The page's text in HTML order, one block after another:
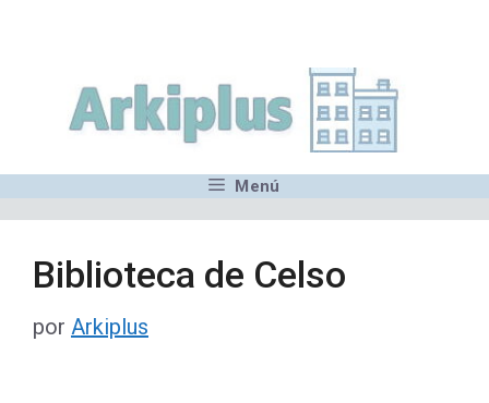
contenido
Menú
Biblioteca de Celso
por Arkiplus